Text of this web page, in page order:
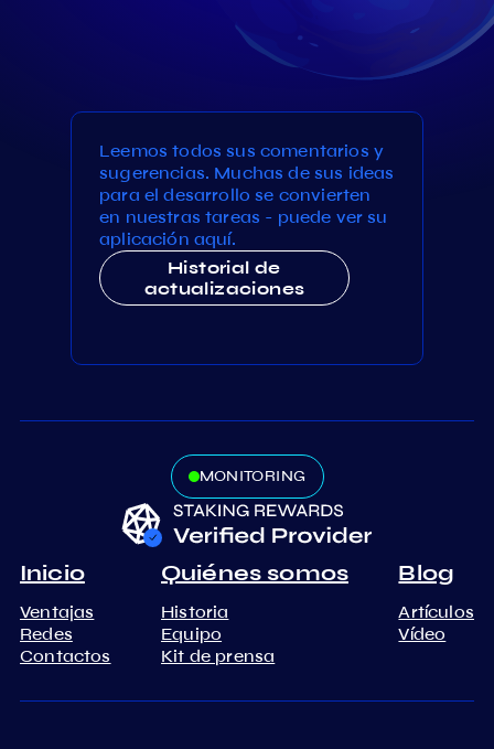
Leemos todos sus comentarios y
sugerencias. Muchas de sus ideas
para el desarrollo se convierten
en nuestras tareas - puede ver su
aplicación aquí.
Historial de
actualizaciones
MONITORING
Inicio
Ventajas
Redes
Contactos
Quiénes somos
Historia
Equipo
Kit de prensa
Blog
Artículos
Vídeo